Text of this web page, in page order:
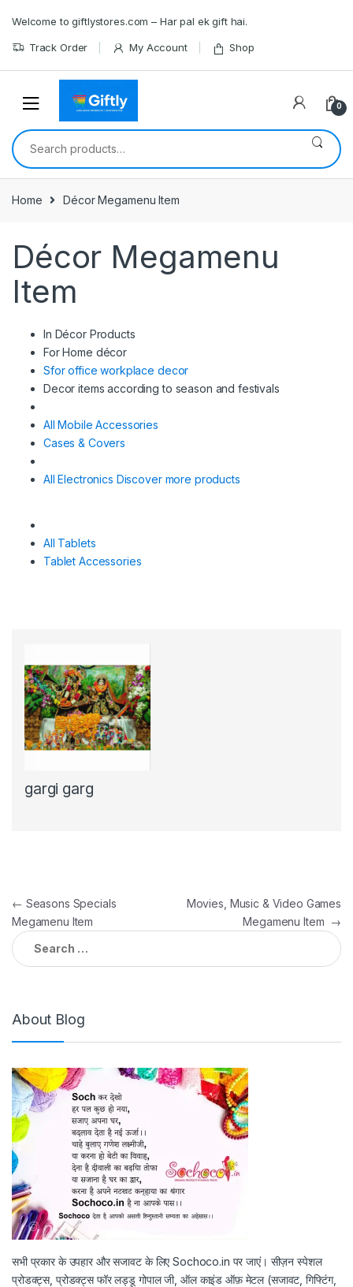
navigation
content
Welcome to giftlystores.com – Har pal ek gift hai.
Track Order My Account Shop
0
Search
for:
Home Décor Megamenu Item
Décor Megamenu
Item
In Décor Products
For Home décor
Sfor office workplace decor
Decor items according to season and festivals
All Mobile Accessories
Cases & Covers
All Electronics Discover more products
All Tablets
Tablet Accessories
gargi garg
Post
navigation
← Seasons Specials
Megamenu Item
Movies, Music & Video Games
Megamenu Item →
Search
for:
About Blog
सभी प्रकार के उपहार और सजावट के लिए Sochoco.in पर जाएं। सीज़न स्पेशल
प्रोडक्ट्स, प्रोडक्ट्स फॉर लड्डू गोपाल जी, ऑल काइंड ऑफ़ मेटल (सजावट, गिफ्टिंग,